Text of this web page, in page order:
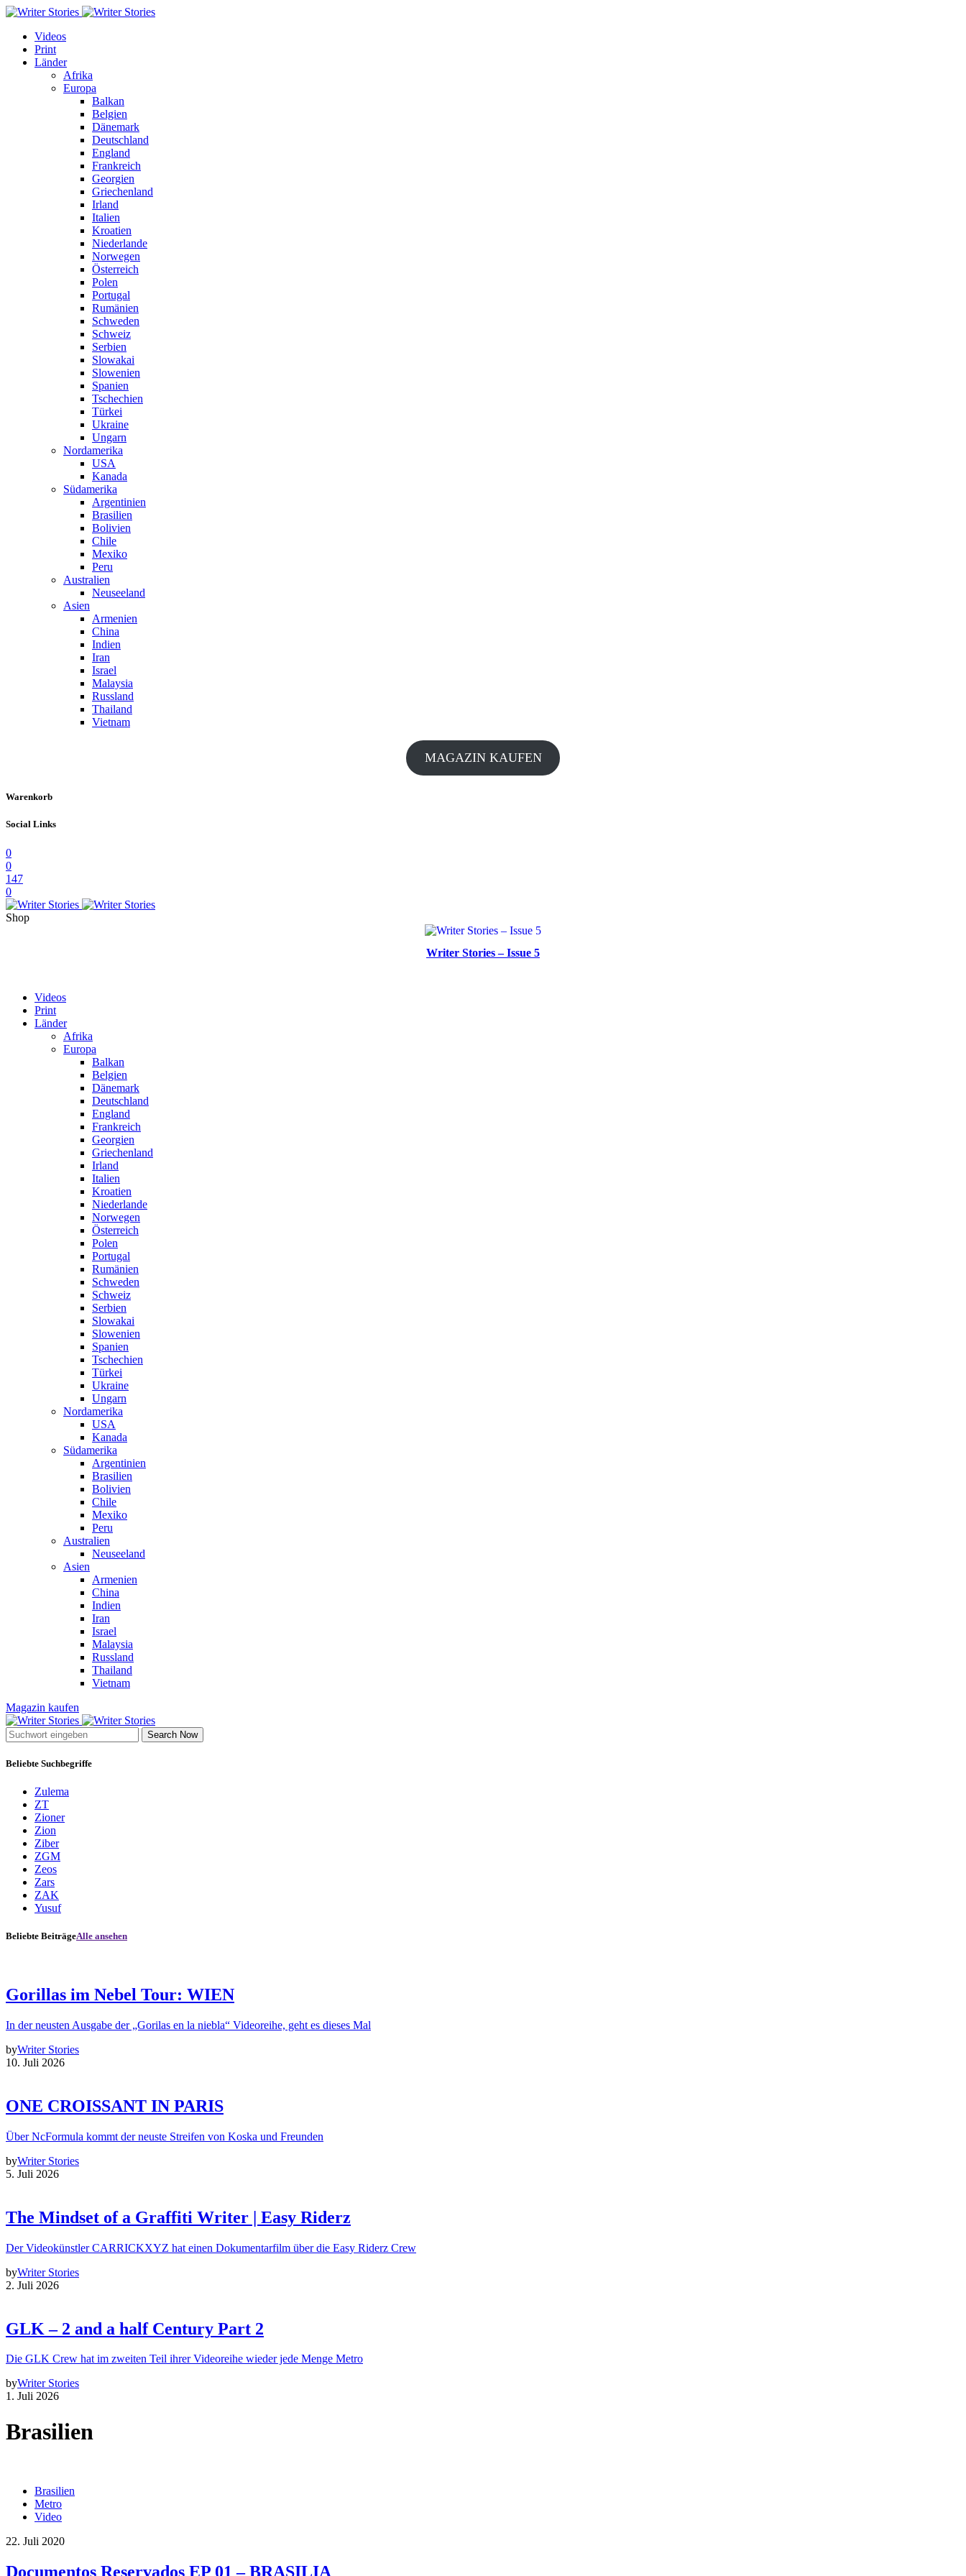
Videos
Print
Länder
Afrika
Europa
Balkan
Belgien
Dänemark
Deutschland
England
Frankreich
Georgien
Griechenland
Irland
Italien
Kroatien
Niederlande
Norwegen
Österreich
Polen
Portugal
Rumänien
Schweden
Schweiz
Serbien
Slowakai
Slowenien
Spanien
Tschechien
Türkei
Ukraine
Ungarn
Nordamerika
USA
Kanada
Südamerika
Argentinien
Brasilien
Bolivien
Chile
Mexiko
Peru
Australien
Neuseeland
Asien
Armenien
China
Indien
Iran
Israel
Malaysia
Russland
Thailand
Vietnam
MAGAZIN KAUFEN
Warenkorb
Social Links
0
0
147
0
Shop
Writer Stories – Issue 5
Videos
Print
Länder
Afrika
Europa
Balkan
Belgien
Dänemark
Deutschland
England
Frankreich
Georgien
Griechenland
Irland
Italien
Kroatien
Niederlande
Norwegen
Österreich
Polen
Portugal
Rumänien
Schweden
Schweiz
Serbien
Slowakai
Slowenien
Spanien
Tschechien
Türkei
Ukraine
Ungarn
Nordamerika
USA
Kanada
Südamerika
Argentinien
Brasilien
Bolivien
Chile
Mexiko
Peru
Australien
Neuseeland
Asien
Armenien
China
Indien
Iran
Israel
Malaysia
Russland
Thailand
Vietnam
Magazin kaufen
Search Now
Beliebte Suchbegriffe
Zulema
ZT
Zioner
Zion
Ziber
ZGM
Zeos
Zars
ZAK
Yusuf
Beliebte BeiträgeAlle ansehen
Gorillas im Nebel Tour: WIEN
In der neusten Ausgabe der „Gorilas en la niebla“ Videoreihe, geht es dieses Mal
byWriter Stories
10. Juli 2026
ONE CROISSANT IN PARIS
Über NcFormula kommt der neuste Streifen von Koska und Freunden
byWriter Stories
5. Juli 2026
The Mindset of a Graffiti Writer | Easy Riderz
Der Videokünstler CARRICKXYZ hat einen Dokumentarfilm über die Easy Riderz Crew
byWriter Stories
2. Juli 2026
GLK – 2 and a half Century Part 2
Die GLK Crew hat im zweiten Teil ihrer Videoreihe wieder jede Menge Metro
byWriter Stories
1. Juli 2026
Brasilien
Brasilien
Metro
Video
22. Juli 2020
Documentos Reservados EP 01 – BRASILIA